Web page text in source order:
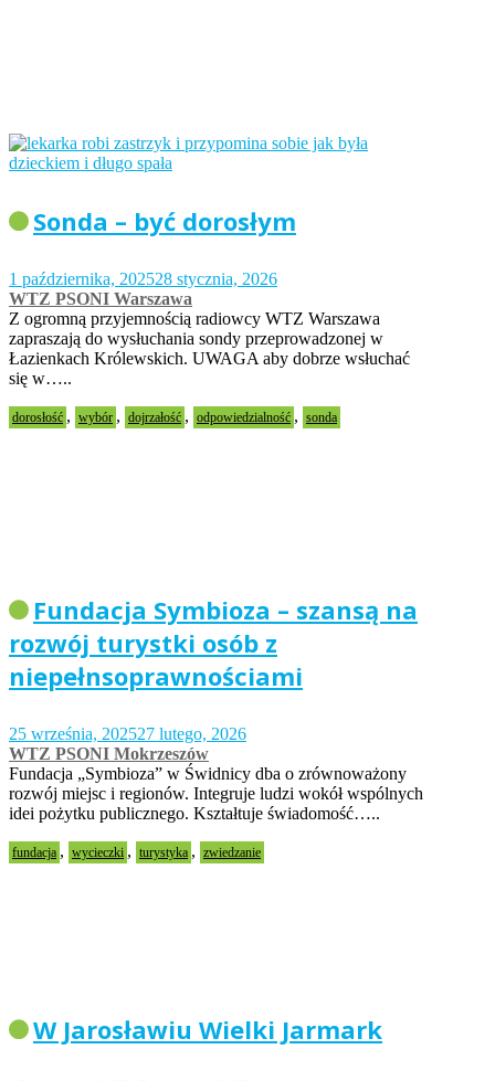
Sonda – być dorosłym
1 października, 202528 stycznia, 2026
WTZ PSONI Warszawa
Z ogromną przyjemnością radiowcy WTZ Warszawa
zapraszają do wysłuchania sondy przeprowadzonej w
Łazienkach Królewskich. UWAGA aby dobrze wsłuchać
się w…..
dorosłość , wybór , dojrzałość , odpowiedzialność , sonda
Fundacja Symbioza – szansą na
rozwój turystki osób z
niepełnsoprawnościami
25 września, 202527 lutego, 2026
WTZ PSONI Mokrzeszów
Fundacja „Symbioza” w Świdnicy dba o zrównoważony
rozwój miejsc i regionów. Integruje ludzi wokół wspólnych
idei pożytku publicznego. Kształtuje świadomość…..
fundacja , wycieczki , turystyka , zwiedzanie
W Jarosławiu Wielki Jarmark